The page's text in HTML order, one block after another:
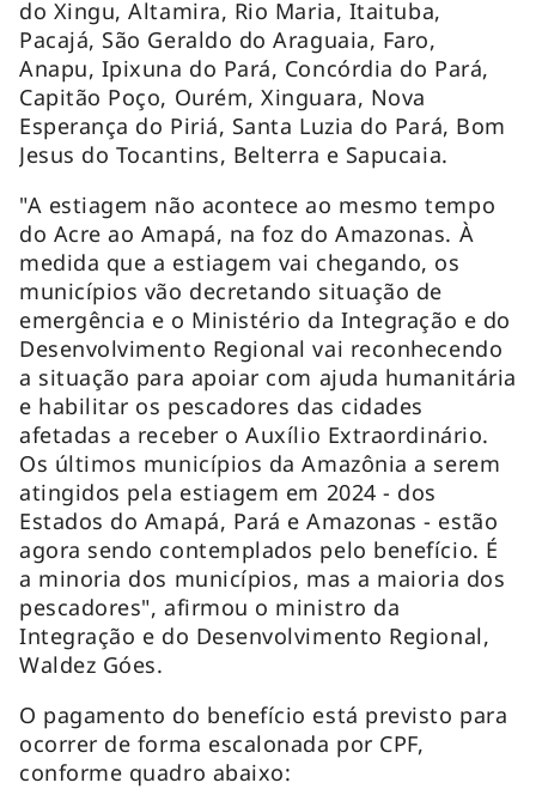
do Xingu, Altamira, Rio Maria, Itaituba,
Pacajá, São Geraldo do Araguaia, Faro,
Anapu, Ipixuna do Pará, Concórdia do Pará,
Capitão Poço, Ourém, Xinguara, Nova
Esperança do Piriá, Santa Luzia do Pará, Bom
Jesus do Tocantins, Belterra e Sapucaia.
"A estiagem não acontece ao mesmo tempo
do Acre ao Amapá, na foz do Amazonas. À
medida que a estiagem vai chegando, os
municípios vão decretando situação de
emergência e o Ministério da Integração e do
Desenvolvimento Regional vai reconhecendo
a situação para apoiar com ajuda humanitária
e habilitar os pescadores das cidades
afetadas a receber o Auxílio Extraordinário.
Os últimos municípios da Amazônia a serem
atingidos pela estiagem em 2024 - dos
Estados do Amapá, Pará e Amazonas - estão
agora sendo contemplados pelo benefício. É
a minoria dos municípios, mas a maioria dos
pescadores", afirmou o ministro da
Integração e do Desenvolvimento Regional,
Waldez Góes.
O pagamento do benefício está previsto para
ocorrer de forma escalonada por CPF,
conforme quadro abaixo: